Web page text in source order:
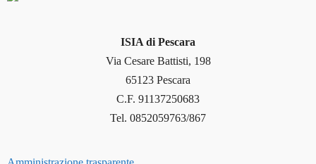
ISIA di Pescara
Via Cesare Battisti, 198
65123 Pescara
C.F. 91137250683
Tel. 0852059763/867